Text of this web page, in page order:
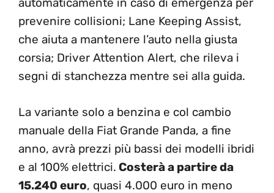
automaticamente in caso di emergenza per
prevenire collisioni; Lane Keeping Assist,
che aiuta a mantenere l’auto nella giusta
corsia; Driver Attention Alert, che rileva i
segni di stanchezza mentre sei alla guida.
La variante solo a benzina e col cambio
manuale della Fiat Grande Panda, a fine
anno, avrà prezzi più bassi dei modelli ibridi
e al 100% elettrici. Costerà a partire da
15.240 euro, quasi 4.000 euro in meno